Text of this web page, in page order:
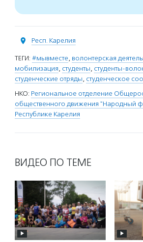
Респ. Карелия
ТЕГИ: #мывместе, волонтерская
мобилизация, студенты, студенты-
студенческие отряды, студенческое
НКО: Региональное отделение
общественного движения "Народный
Республике Карелия
ВИДЕО ПО ТЕМЕ